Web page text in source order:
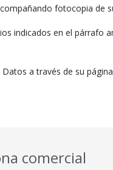
fotocopia de
indicados en el párrafo
a través de su
comercial